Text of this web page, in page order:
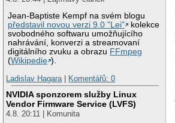
Jean-Baptiste Kempf na svém blogu
představil novou verzi 9.0 "Lei"
kolekce
svobodného softwaru umožňujícího
nahrávání, konverzi a streamovaní
digitálního zvuku a obrazu FFmpeg
(Wikipedie ).
Ladislav Hagara| Komentářů: 0
NVIDIA sponzorem služby Linux
Vendor Firmware Service (LVFS)
4.8. 20:11 | Komunita